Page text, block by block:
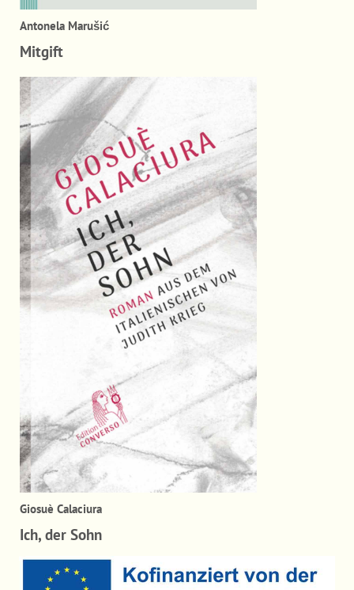
Antonela Marušić
Mitgift
Giosuè Calaciura
Ich, der Sohn